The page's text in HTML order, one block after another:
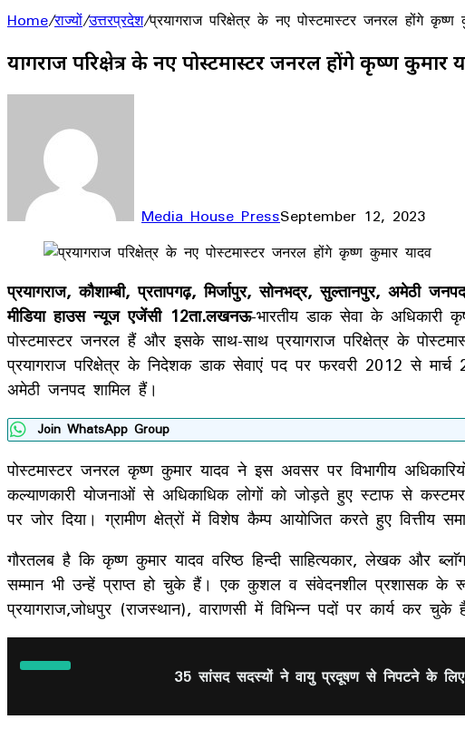
Home/राज्यों/उत्तरप्रदेश/प्रयागराज परिक्षेत्र के नए पोस्टमास्टर जनरल होंगे कृष्ण
प्रयागराज परिक्षेत्र के नए पोस्टमास्टर जनरल होंगे कृष्ण कुमार
Media House PressSeptember 12, 2023
Facebook
LinkedIn
WhatsApp
Telegram
प्रयागराज, कौशाम्बी, प्रतापगढ़, मिर्जापुर, सोनभद्र, सुल्तानपुर, अमेठी
मीडिया हाउस न्यूज एजेंसी 12ता.लखनऊ-भारतीय डाक सेवा के अधिकारी
पोस्टमास्टर जनरल हैं और इसके साथ-साथ प्रयागराज परिक्षेत्र के
प्रयागराज परिक्षेत्र के निदेशक डाक सेवाएं पद पर फरवरी 2012 से मार्च
अमेठी जनपद शामिल हैं।
Join WhatsApp Group
पोस्टमास्टर जनरल कृष्ण कुमार यादव ने इस अवसर पर विभागीय
कल्याणकारी योजनाओं से अधिकाधिक लोगों को जोड़ते हुए स्टाफ से
पर जोर दिया। ग्रामीण क्षेत्रों में विशेष कैम्प आयोजित करते हुए वित्तीय
गौरतलब है कि कृष्ण कुमार यादव वरिष्ठ हिन्दी साहित्यकार, लेखक और
सम्मान भी उन्हें प्राप्त हो चुके हैं। एक कुशल व संवेदनशील प्रशासक के
प्रयागराज,जोधपुर (राजस्थान), वाराणसी में विभिन्न पदों पर कार्य कर चुके
35 सांसद सदस्यों ने वायु प्रदूषण से निपटने के लिए